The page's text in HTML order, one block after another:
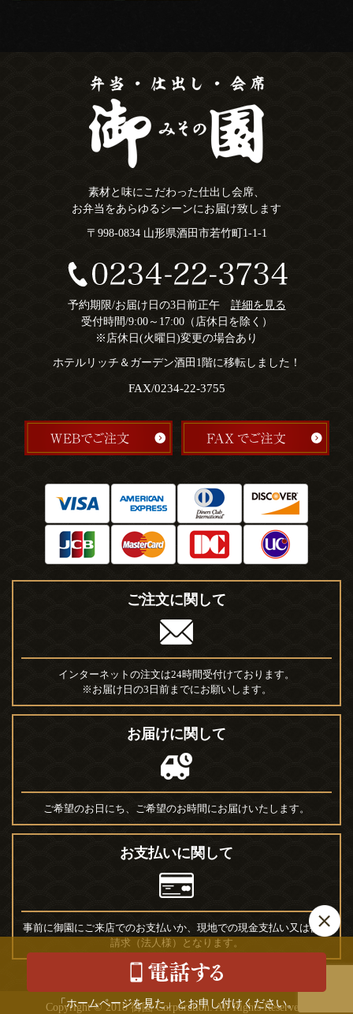
素材と味にこだわった仕出し会席、
お弁当をあらゆるシーンにお届け致します
〒998-0834 山形県酒田市若竹町1-1-1
予約期限/お届け日の3日前正午 詳細を見る
受付時間/9:00～17:00（店休日を除く）
※店休日(火曜日)変更の場合あり
ホテルリッチ＆ガーデン酒田1階に移転しました！
FAX/0234-22-3755
ご注文に関して
インターネットの注文は24時間受付けております。
※お届け日の3日前までにお願いします。
お届けに関して
ご希望のお日にち、ご希望のお時間にお届けいたします。
お支払いに関して
事前に御園にご来店でのお支払いか、現地での現金支払い又は後日
請求（法人様）となります。
Copyright © 2018 御園 Corporation. All Rights Reserved.
「ホームページを見た」とお申し付けください。